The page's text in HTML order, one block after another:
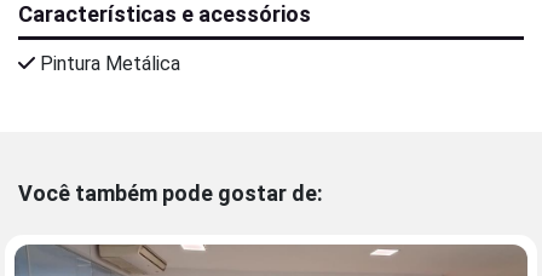
Características e acessórios
Pintura Metálica
Você também pode gostar de: